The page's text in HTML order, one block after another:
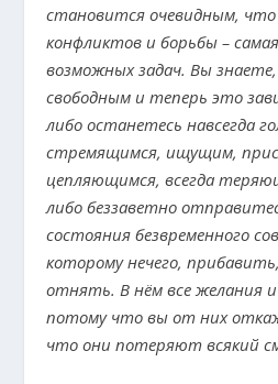
становится очевидным, что
конфликтов и борьбы –
возможных задач. Вы
свободным и теперь это
либо останетесь навсегда
стремящимся, ищущим,
цепляющимся, всегда
либо беззаветно
состояния безвременного
которому нечего,
отнять. В нём все желания
потому что вы от них
что они потеряют всякий